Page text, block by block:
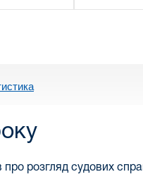
про розгляд судових